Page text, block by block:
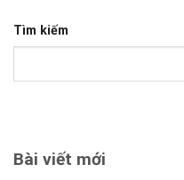
Tìm kiếm
Bài viết mới